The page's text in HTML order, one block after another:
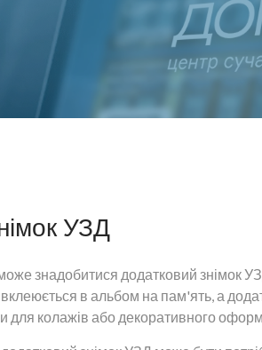
УЗД
знадобитися додатковий знімок
в альбом на пам'ять, а
для колажів або декоративного